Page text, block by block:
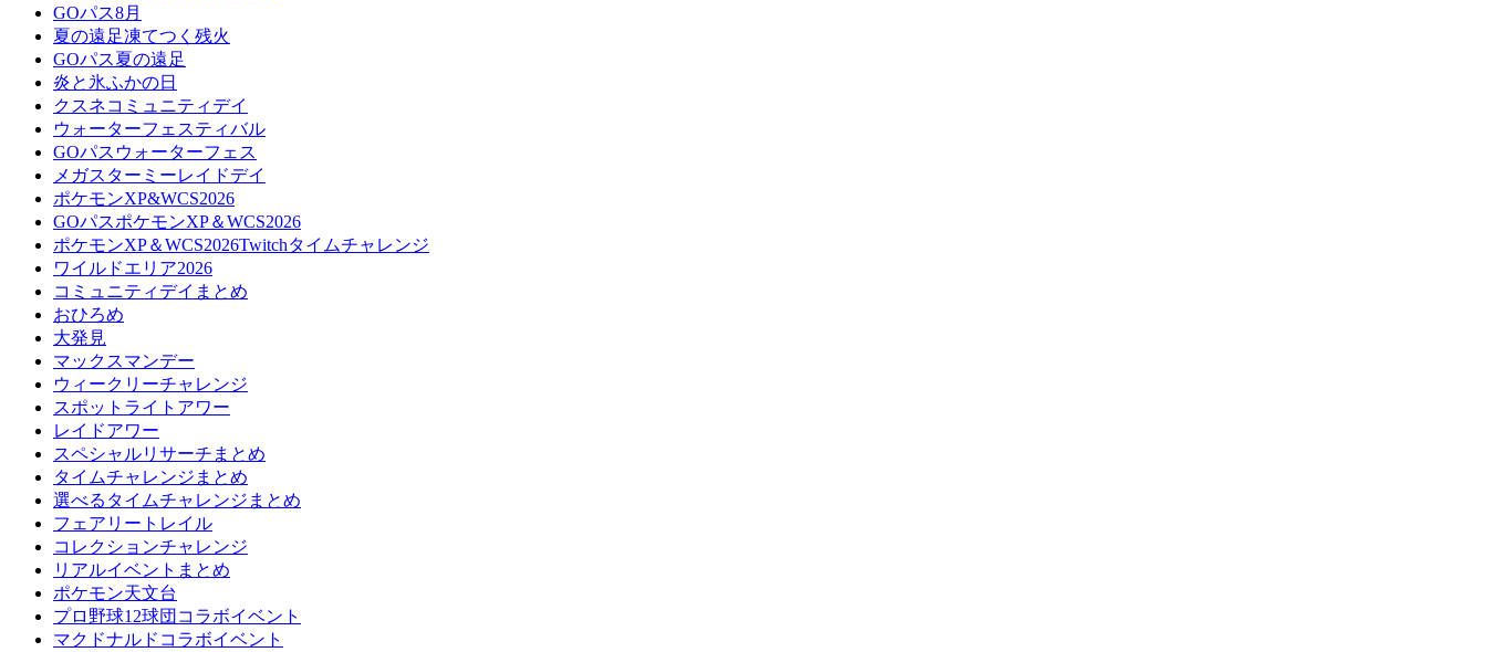
GOパス8月
夏の遠足凍てつく残火
GOパス夏の遠足
炎と氷ふかの日
クスネコミュニティデイ
ウォーターフェスティバル
GOパスウォーターフェス
メガスターミーレイドデイ
ポケモンXP&WCS2026
GOパスポケモンXP＆WCS2026
ポケモンXP＆WCS2026Twitchタイムチャレンジ
ワイルドエリア2026
コミュニティデイまとめ
おひろめ
大発見
マックスマンデー
ウィークリーチャレンジ
スポットライトアワー
レイドアワー
スペシャルリサーチまとめ
タイムチャレンジまとめ
選べるタイムチャレンジまとめ
フェアリートレイル
コレクションチャレンジ
リアルイベントまとめ
ポケモン天文台
プロ野球12球団コラボイベント
マクドナルドコラボイベント